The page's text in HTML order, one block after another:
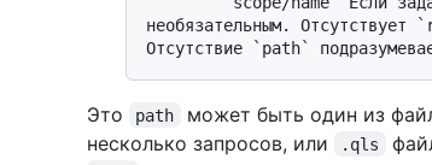
необязательным. Отсутствует
Это path может быть один из
несколько запросов, или
.qls